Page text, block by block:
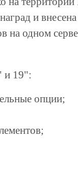
и
на одном
и 19":
опции;